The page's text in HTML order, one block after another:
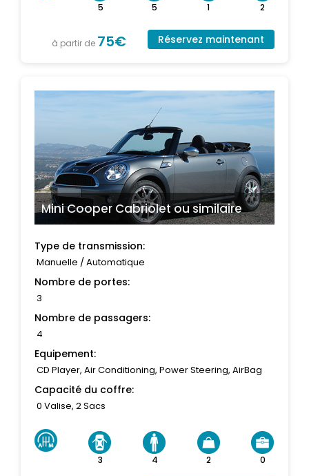
5 5 1 2
à partir de 75€ Réservez maintenant
Mini Cooper Cabrioletou similaire
Type de transmission:
Manuelle / Automatique
Nombre de portes:
3
Nombre de passagers:
4
Equipement:
CD Player, Air Conditioning, Power Steering, AirBag
Capacité du coffre:
0 Valise, 2 Sacs
3 4 2 0